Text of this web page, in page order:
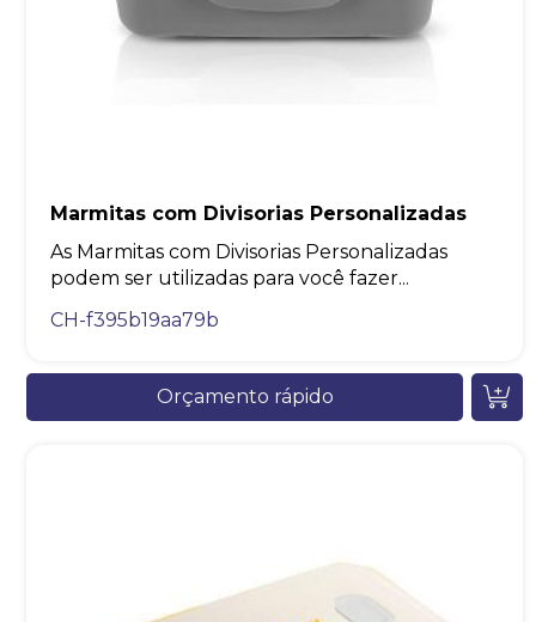
Marmitas com Divisorias Personalizadas
As Marmitas com Divisorias Personalizadas
podem ser utilizadas para você fazer...
CH-f395b19aa79b
Orçamento rápido